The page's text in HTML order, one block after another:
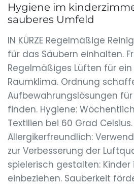
Hygiene im
sauberes Umfeld
IN KÜRZE Regelmäßige
für das Säubern einhalten.
Regelmäßiges Lüften für
Raumklima. Ordnung
Aufbewahrungslösungen für
finden. Hygiene:
Textilien bei 60 Grad Celsius.
Allergikerfreundlich:
zur Verbesserung der
spielerisch gestalten:
einbeziehen. Sauberkeit